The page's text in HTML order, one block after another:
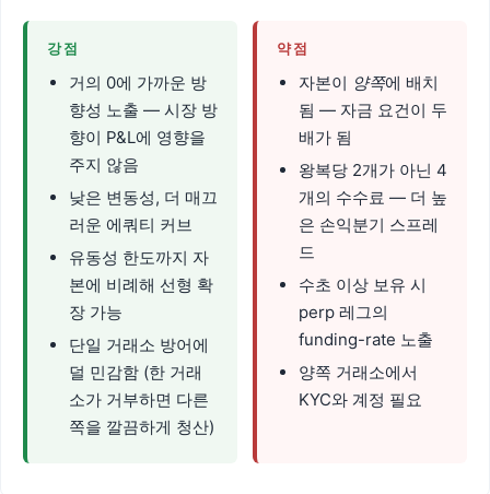
강점
거의 0에 가까운 방
향성 노출 — 시장 방
향이 P&L에 영향을
주지 않음
낮은 변동성, 더 매끄
러운 에쿼티 커브
유동성 한도까지 자
본에 비례해 선형 확
장 가능
단일 거래소 방어에
덜 민감함 (한 거래
소가 거부하면 다른
쪽을 깔끔하게 청산)
약점
자본이 양쪽에 배치
됨 — 자금 요건이 두
배가 됨
왕복당 2개가 아닌 4
개의 수수료 — 더 높
은 손익분기 스프레
드
수초 이상 보유 시
perp 레그의
funding-rate 노출
양쪽 거래소에서
KYC와 계정 필요